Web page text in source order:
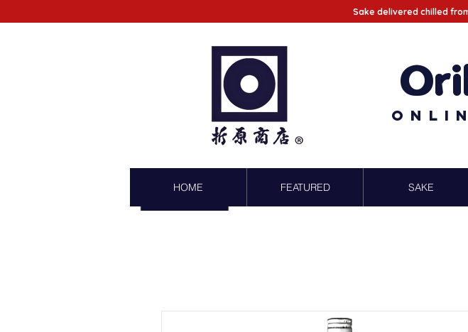
Sake delivered chilled
HOME FEATURED SAKE